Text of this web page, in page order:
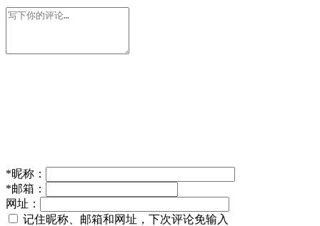
*昵称：
*邮箱：
网址：
记住昵称、邮箱和网址，下次评论免输入